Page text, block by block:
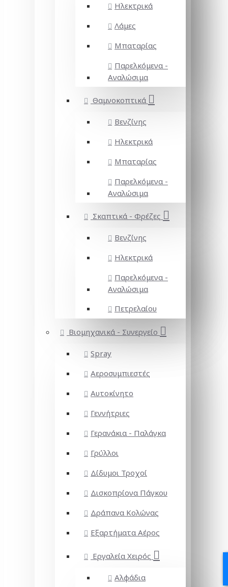
Ηλεκτρικά
Λάμες
Μπαταρίας
Παρελκόμενα -
Αναλώσιμα
Θαμνοκοπτικά
Βενζίνης
Ηλεκτρικά
Μπαταρίας
Παρελκόμενα -
Αναλώσιμα
Σκαπτικά - Φρέζες
Βενζίνης
Ηλεκτρικά
Παρελκόμενα -
Αναλώσιμα
Πετρελαίου
Βιομηχανικά - Συνεργείο
Spray
Αεροσυμπιεστές
Αυτοκίνητο
Γεννήτριες
Γερανάκια - Παλάγκα
Γρύλλοι
Δίδυμοι Τροχοί
Δισκοπρίονα Πάγκου
Δράπανα Κολώνας
Εξαρτήματα Αέρος
Εργαλεία Χειρός
Αλφάδια